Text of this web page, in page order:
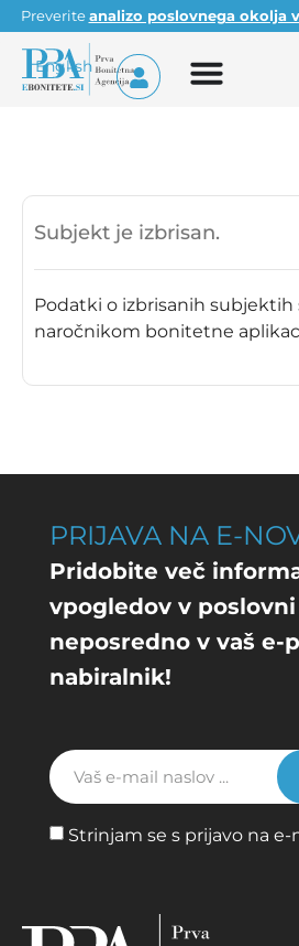
Preveriteanalizo poslovnega okolja
English
Subjekt je izbrisan.
Podatki o izbrisanih subjektih
naročnikom bonitetne
PRIJAVA NA E-
Pridobite več
vpogledov v
neposredno v vaš e-
nabiralnik!
Strinjam se s prijavo na e-